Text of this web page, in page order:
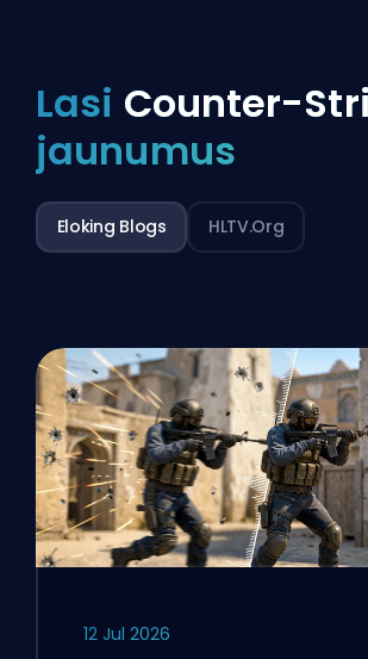
Lasi Counter-
jaunumus
Eloking Blogs HLTV.org
12 Jul 2026